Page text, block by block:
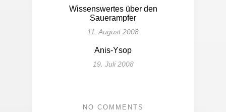
Wissenswertes über den
Sauerampfer
11. August 2008
Anis-Ysop
19. Juli 2008
NO COMMENTS